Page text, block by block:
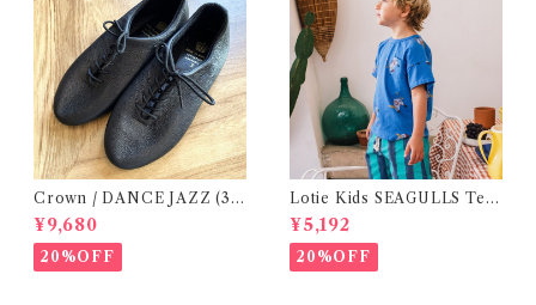
Crown / DANCE JAZZ (3:2
2cm / 6:24-24,5 ) Black
¥9,680
20%OFF
Lotie Kids SEAGULLS Tee
(12m- 8Y)
¥5,192
20%OFF